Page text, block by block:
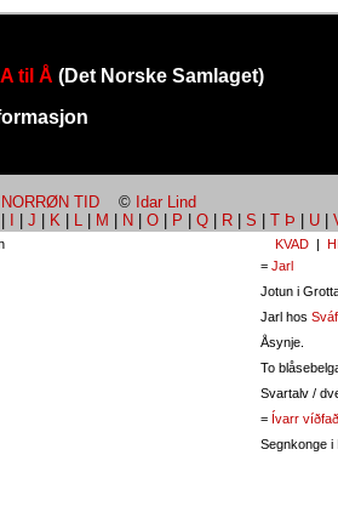
til Å (Det Norske Samlaget)
NORRØN TID © Idar Lind
J K L M N O P Q R S T Þ U
KVAD |
= Jarl
Jotun i
Jarl hos
Åsynje.
To
Svartalv /
= Ívarr
Segnkonge i